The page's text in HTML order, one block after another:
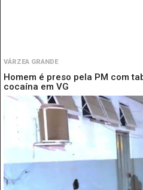
VÁRZEA GRANDE
Homem é preso pela PM com
cocaína em VG